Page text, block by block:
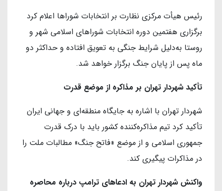
رئیس هیأت مرکزی نظارت بر انتخابات شوراها اعلام کرد
برگزاری هفتمین دوره انتخابات شوراهای اسلامی شهر و
روستا به‌دلیل شرایط جنگی به تعویق افتاده و حداکثر دو
ماه پس از پایان جنگ برگزار خواهد شد.
تأکید شهردار تهران بر مذاکره از موضع قدرت
شهردار تهران با اشاره به جایگاه منطقه‌ای و جهانی ایران
تأکید کرد تیم مذاکره‌کننده کشور باید با درک قدرت
جمهوری اسلامی و از موضع «فاتح جنگ» مطالبات ملت را
در مذاکرات پیگیری کند.
واکنش شهردار تهران به ادعاهای ترامپ درباره محاصره